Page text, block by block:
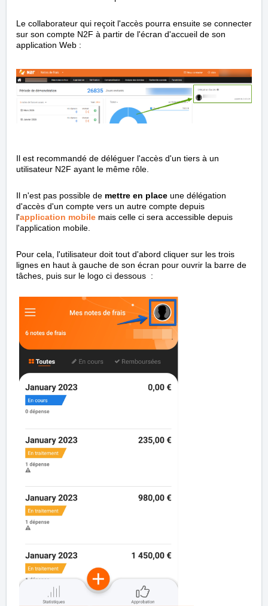
Le collaborateur qui reçoit l'accès pourra ensuite se connecter
sur son compte N2F à partir de l'écran d'accueil de son
application Web :
Il est recommandé de déléguer l'accès d'un tiers à un
utilisateur N2F ayant le même rôle.
Il n'est pas possible de mettre en place une délégation
d'accès d'un compte vers un autre compte depuis
l'application mobile mais celle ci sera accessible depuis
l'application mobile.
Pour cela, l'utilisateur doit tout d'abord cliquer sur les trois
lignes en haut à gauche de son écran pour ouvrir la barre de
tâches, puis sur le logo ci dessous :